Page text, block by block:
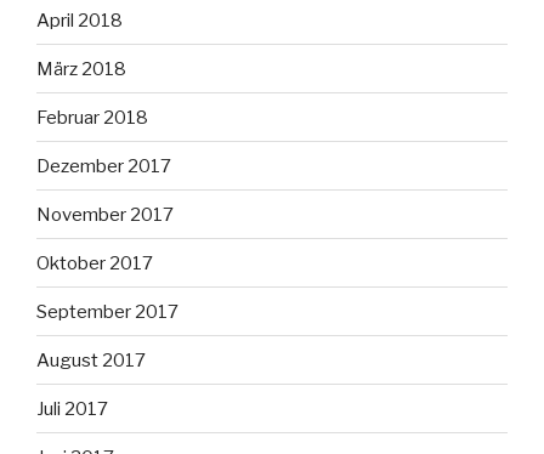
April 2018
März 2018
Februar 2018
Dezember 2017
November 2017
Oktober 2017
September 2017
August 2017
Juli 2017